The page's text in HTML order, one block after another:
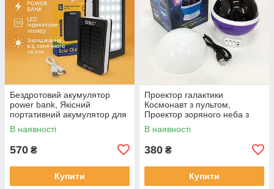
Бездротовий акумулятор
power bank, Якісний
портативний акумулятор для
телефону, Powerbank для
дому VG-33
В наявності
570 ₴
Купити
Проектор галактики
Космонавт з пультом,
Проектор зоряного неба з
пультом дистанційного
керування UH-91
В наявності
380 ₴
Купити